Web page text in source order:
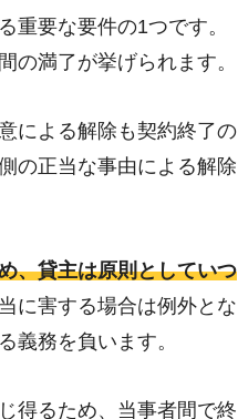
重要な要件の1つです。
の満了が挙げられます。
による解除も契約終了の
の正当な事由による解除
、貸主は原則としていつ
に害する場合は例外とな
義務を負います。
得るため、当事者間で終